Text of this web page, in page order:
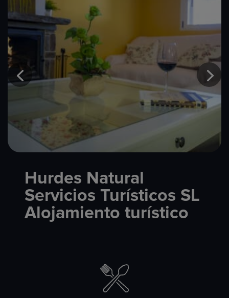
Hurdes Natural
Servicios Turísticos SL
Alojamiento turístico